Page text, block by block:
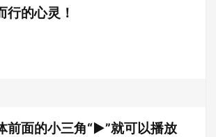
行的心灵！
前面的小三角“►”就可以播放